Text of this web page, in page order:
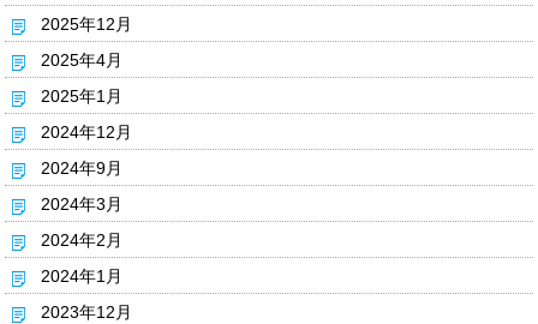
2025年12月
2025年4月
2025年1月
2024年12月
2024年9月
2024年3月
2024年2月
2024年1月
2023年12月